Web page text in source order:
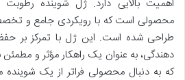
اهمیت بالایی دارد. ژل شوینده رطوبت
محصولی است که با رویکردی جامع و
طراحی شده است. این ژل با تمرکز بر
دهندگی، به عنوان یک راهکار مؤثر و مطمئن
که به دنبال محصولی فراتر از یک